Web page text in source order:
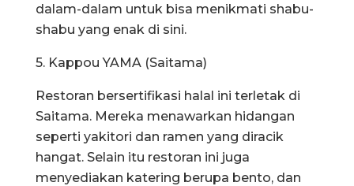
dalam-dalam untuk bisa menikmati shabu-
shabu yang enak di sini.
5. Kappou YAMA (Saitama)
Restoran bersertifikasi halal ini terletak di
Saitama. Mereka menawarkan hidangan
seperti yakitori dan ramen yang diracik
hangat. Selain itu restoran ini juga
menyediakan katering berupa bento, dan